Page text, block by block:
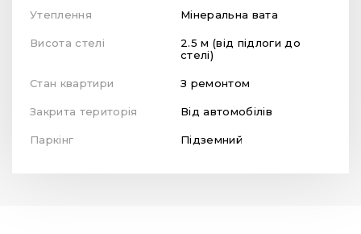
Утеплення Мінеральна вата
Висота стелі
2.5 м (від підлоги до
стелі)
Стан квартири З ремонтом
Закрита територія Від автомобілів
Паркінг Підземний